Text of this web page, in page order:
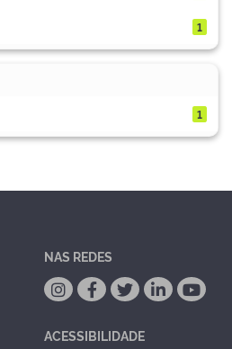
1
1
NAS REDES
ACESSIBILIDADE